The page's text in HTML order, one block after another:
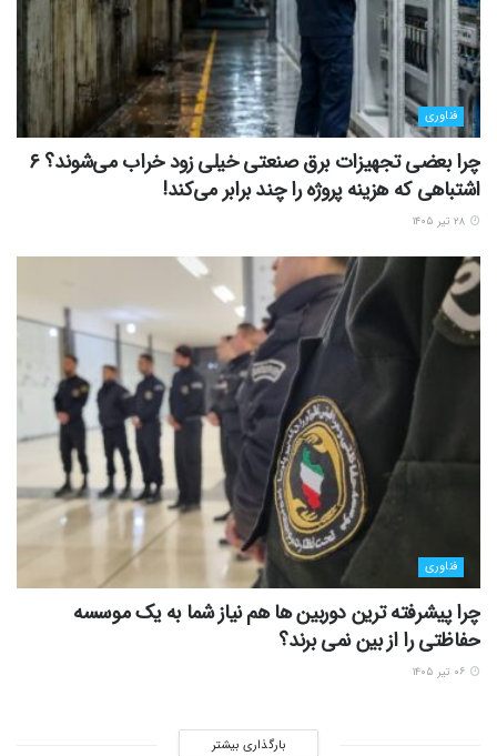
فناوری
چرا بعضی تجهیزات برق صنعتی خیلی زود خراب می‌شوند؟ ۶
اشتباهی که هزینه پروژه را چند برابر می‌کند!
فناوری
چرا پیشرفته ترین دوربین ها هم نیاز شما به یک موسسه
حفاظتی را از بین نمی برند؟
بارگذاری بیشتر